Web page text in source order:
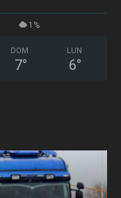
1%
DOM
7°
LUN
6°